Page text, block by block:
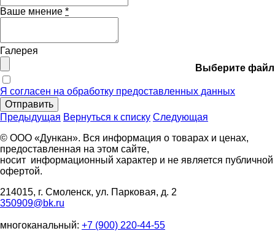
Ваше мнение *
Галерея
Выберите файл
Я согласен на обработку предоставленных данных
Отправить
Предыдущая Вернуться к списку Следующая
© ООО «Дункан». Вся информация о товарах и ценах,
предоставленная на этом сайте,
носит информационный характер и не является публичной
офертой.
214015, г. Смоленск, ул. Парковая, д. 2
350909@bk.ru
многоканальный: +7 (900) 220-44-55